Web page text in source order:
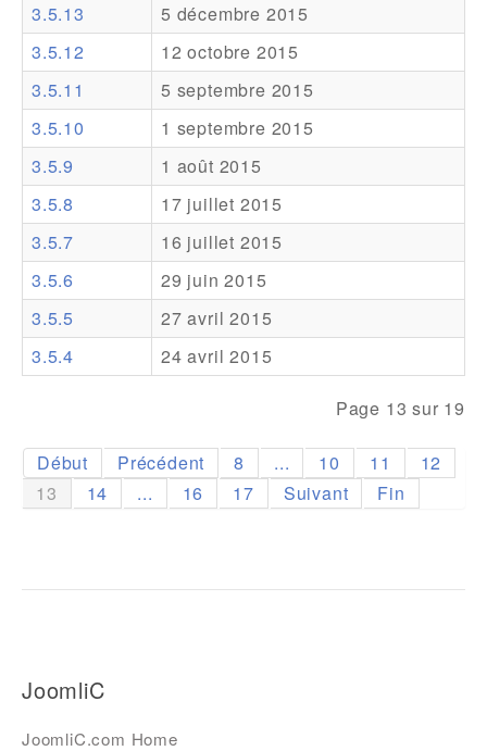
Ressources
Addons
Theme Packs
Translation Packs
Support
Forum
3.5.13
5 décembre 2015
3.5.12
12 octobre 2015
3.5.11
5 septembre 2015
3.5.10
1 septembre 2015
3.5.9
1 août 2015
3.5.8
17 juillet 2015
3.5.7
16 juillet 2015
3.5.6
29 juin 2015
3.5.5
27 avril 2015
3.5.4
24 avril 2015
Page 13 sur 19
Début Précédent 8 ... 10 11
12
13
14 ... 16 17 Suivant Fin
JoomliC
JoomliC.com Home